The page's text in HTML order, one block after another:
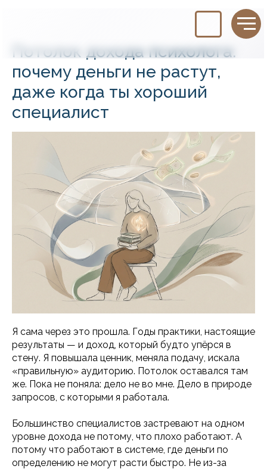
Потолок дохода психолога:
почему деньги не растут,
даже когда ты хороший
специалист
Я сама через это прошла. Годы практики, настоящие
результаты — и доход, который будто упёрся в
стену. Я повышала ценник, меняла подачу, искала
«правильную» аудиторию. Потолок оставался там
же. Пока не поняла: дело не во мне. Дело в природе
запросов, с которыми я работала.
Большинство специалистов застревают на одном
уровне дохода не потому, что плохо работают. А
потому что работают в системе, где деньги по
определению не могут расти быстро. Не из-за